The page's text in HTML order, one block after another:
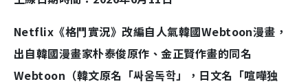
Netflix《格鬥實況》改編自人氣韓國Webtoon漫畫，
出自韓國漫畫家朴泰俊原作、金正賢作畫的同名
Webtoon（韓文原名「싸움독학」，日文名「喧嘩独